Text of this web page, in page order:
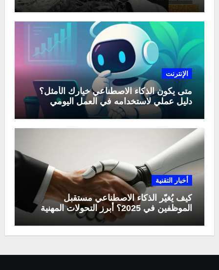
الإنترنت
متى يكون الذكاء الاصطناعي خيارك الأمثل؟
دليل عملي لاستخدامه في العمل اليومي
أخبار التقنية
كيف يُغيّر الذكاء الاصطناعي مستقبل
الموظفين في 2025؟ أبرز التحولات المهنية